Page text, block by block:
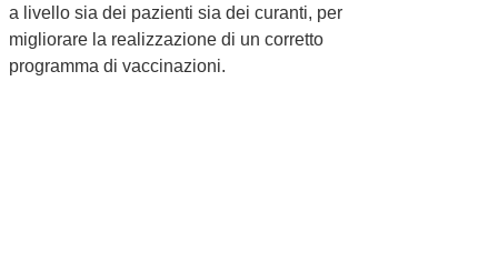
a livello sia dei pazienti sia dei curanti, per
migliorare la realizzazione di un corretto
programma di vaccinazioni.